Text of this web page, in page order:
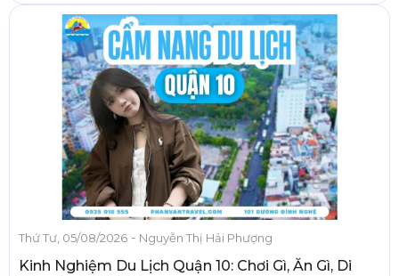
Thứ Tư, 05/08/2026 - Nguyễn Thị Hải Phượng
Kinh Nghiệm Du Lịch Quận 10: Chơi Gì, Ăn Gì, Di